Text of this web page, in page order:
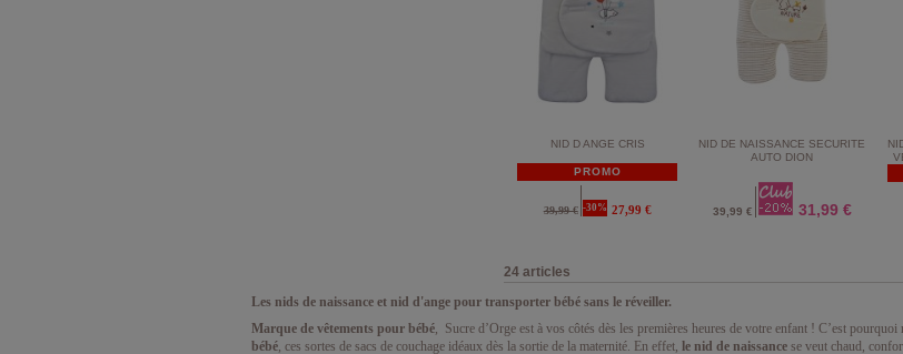
NID D ANGE CRIS
PROMO
39,99 € -30% 27,99 €
NID DE NAISSANCE SECURITE
AUTO DION
39,99 € 31,99 €
24 articles
Les nids de naissance et nid d'ange pour transporter bébé sans le réveiller.
Marque de vêtements pour bébé, Sucre d’Orge est à vos côtés dès les premières heures de votre enfant ! C’est
bébé, ces sortes de sacs de couchage idéaux dès la sortie de la maternité. En effet, le nid de naissance se veut chaud,